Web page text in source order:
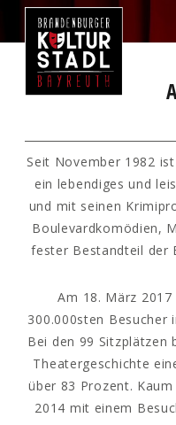
Seit November 1982
ein lebendiges und
und mit seinen
Boulevardkomödien,
fester Bestandteil der
Am 18. März
300.000sten Besucher
Bei den 99 Sitzplätzen
Theatergeschichte
über 83 Prozent.
2014 mit einem